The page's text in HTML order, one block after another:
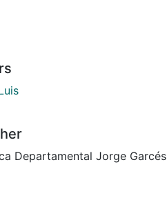
Departamental Jorge Garcés